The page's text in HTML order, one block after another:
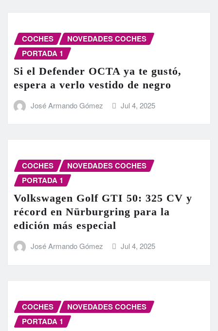
COCHES
NOVEDADES COCHES
PORTADA 1
Si el Defender OCTA ya te gustó,
espera a verlo vestido de negro
José Armando Gómez Jul 4, 2025
COCHES
NOVEDADES COCHES
PORTADA 1
Volkswagen Golf GTI 50: 325 CV y
récord en Nürburgring para la
edición más especial
José Armando Gómez Jul 4, 2025
COCHES
NOVEDADES COCHES
PORTADA 1